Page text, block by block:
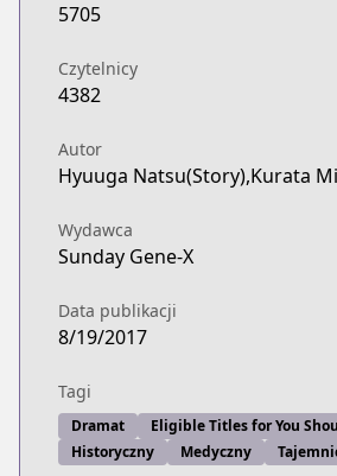
5705
Czytelnicy
4382
Autor
Hyuuga Natsu(Story),Kurata
Wydawca
Sunday Gene-X
Data publikacji
8/19/2017
Tagi
Dramat
Eligible Titles for You
Historyczny
Medyczny